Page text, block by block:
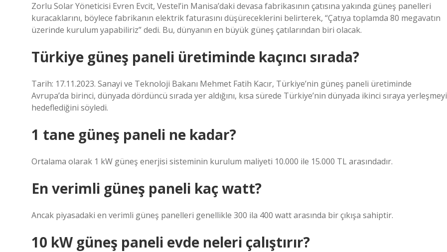
Zorlu Solar Yöneticisi Evren Evcit, Vestel’in Manisa’daki devasa fabrikasının çatısına yakında güneş panelleri
kuracaklarını, böylece fabrikanın elektrik faturasını düşüreceklerini belirterek, “Çatıya toplamda 80 megavatın
üzerinde kurulum yapabiliriz” dedi. Bu, dünyanın en büyük güneş çatılarından biri olacak.
Türkiye güneş paneli üretiminde kaçıncı sırada?
Tarih: 17.11.2023. Sanayi ve Teknoloji Bakanı Mehmet Fatih Kacır, Türkiye’nin güneş paneli üretiminde
Avrupa’da birinci, dünyada dördüncü sırada yer aldığını, kısa sürede Türkiye’nin dünyada ikinci sıraya yerleşmeyi
hedeflediğini söyledi.
1 tane güneş paneli ne kadar?
Ortalama olarak 1 kW güneş enerjisi sisteminin kurulum maliyeti 10.000 ile 15.000 TL arasındadır.
En verimli güneş paneli kaç watt?
Ancak piyasadaki en verimli güneş panelleri genellikle 300 ila 400 watt arasında bir çıkışa sahiptir.
10 kW güneş paneli evde neleri çalıştırır?